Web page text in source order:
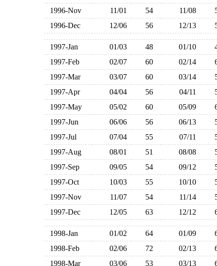
1996-Nov
11/01 54 11/08
1996-Dec
12/06 56 12/13
1997-Jan 01/03 48 01/10
1997-Feb
02/07 60 02/14
1997-Mar
03/07 60 03/14
1997-Apr
04/04 56 04/11
1997-May
05/02 60 05/09
1997-Jun
06/06 56 06/13
1997-Jul
07/04 55 07/11
1997-Aug
08/01 51 08/08
1997-Sep
09/05 54 09/12
1997-Oct
10/03 55 10/10
1997-Nov
11/07 54 11/14
1997-Dec
12/05 63 12/12
1998-Jan 01/02 64 01/09
1998-Feb
02/06 72 02/13
1998-Mar
03/06 53 03/13